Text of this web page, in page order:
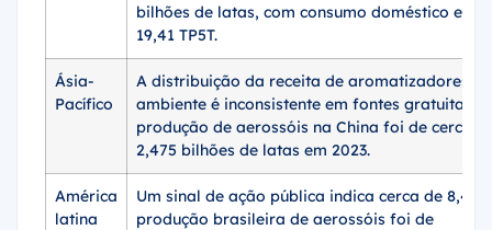
bilhões de latas, com consumo doméstico em
19,41 TP5T.
Ásia-
Pacífico
A distribuição da receita de aromatizadores de
ambiente é inconsistente em fontes gratuitas; a
produção de aerossóis na China foi de cerca
2,475 bilhões de latas em 2023.
América
latina
Um sinal de ação pública indica cerca de 8,4%;
produção brasileira de aerossóis foi de